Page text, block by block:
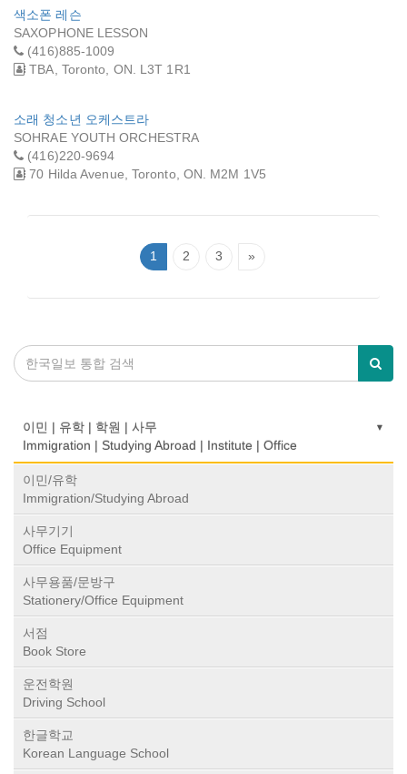
색소폰 레슨
SAXOPHONE LESSON
(416)885-1009
TBA, Toronto, ON. L3T 1R1
소래 청소년 오케스트라
SOHRAE YOUTH ORCHESTRA
(416)220-9694
70 Hilda Avenue, Toronto, ON. M2M 1V5
1 2 3 »
이민 | 유학 | 학원 | 사무
Immigration | Studying Abroad | Institute | Office
이민/유학
Immigration/Studying Abroad
사무기기
Office Equipment
사무용품/문방구
Stationery/Office Equipment
서점
Book Store
운전학원
Driving School
한글학교
Korean Language School